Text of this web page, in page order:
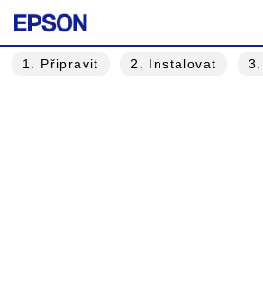
1 . Připravit 2 . Instalovat 3